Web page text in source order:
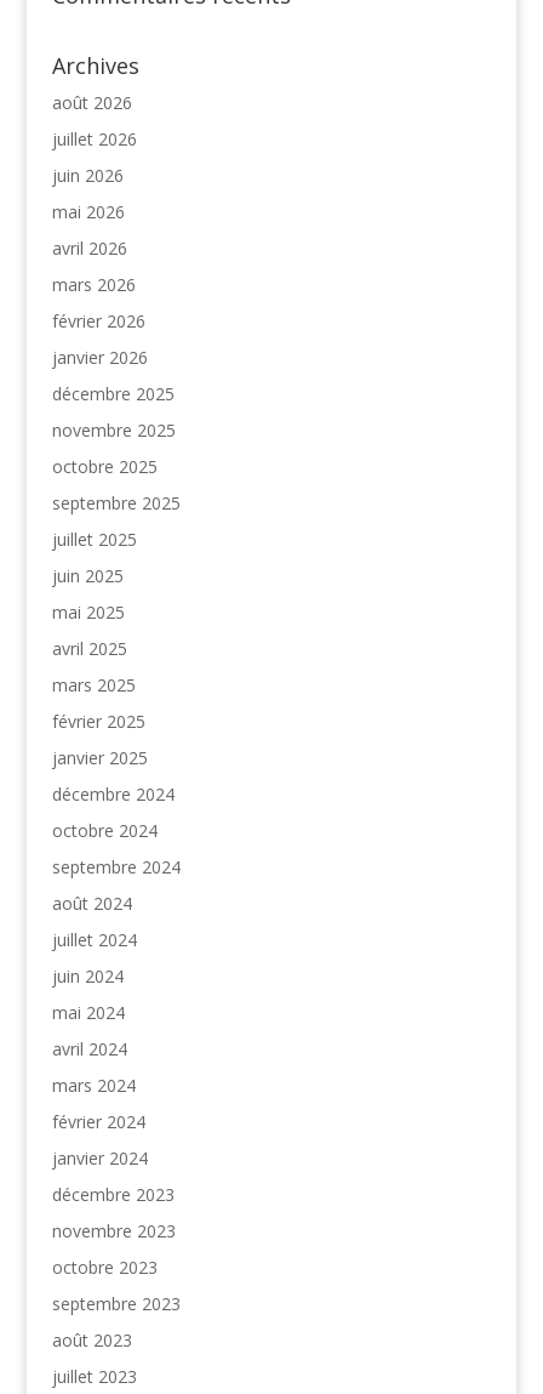
Archives
août 2026
juillet 2026
juin 2026
mai 2026
avril 2026
mars 2026
février 2026
janvier 2026
décembre 2025
novembre 2025
octobre 2025
septembre 2025
juillet 2025
juin 2025
mai 2025
avril 2025
mars 2025
février 2025
janvier 2025
décembre 2024
octobre 2024
septembre 2024
août 2024
juillet 2024
juin 2024
mai 2024
avril 2024
mars 2024
février 2024
janvier 2024
décembre 2023
novembre 2023
octobre 2023
septembre 2023
août 2023
juillet 2023